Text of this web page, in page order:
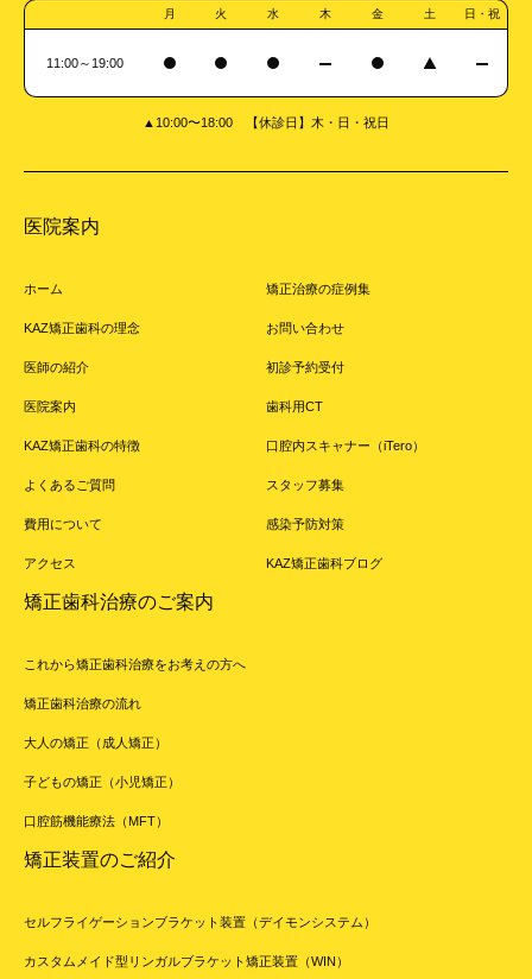
月 火 水 木 金 土 日・祝
11:00～19:00
▲10:00〜18:00 【休診日】木・日・祝日
医院案内
ホーム
KAZ矯正歯科の理念
医師の紹介
医院案内
KAZ矯正歯科の特徴
よくあるご質問
費用について
アクセス
矯正治療の症例集
お問い合わせ
初診予約受付
歯科用CT
口腔内スキャナー（iTero）
スタッフ募集
感染予防対策
KAZ矯正歯科ブログ
矯正歯科治療のご案内
これから矯正歯科治療をお考えの方へ
矯正歯科治療の流れ
大人の矯正（成人矯正）
子どもの矯正（小児矯正）
口腔筋機能療法（MFT）
矯正装置のご紹介
セルフライゲーションブラケット装置（デイモンシステム）
カスタムメイド型リンガルブラケット矯正装置（WIN）